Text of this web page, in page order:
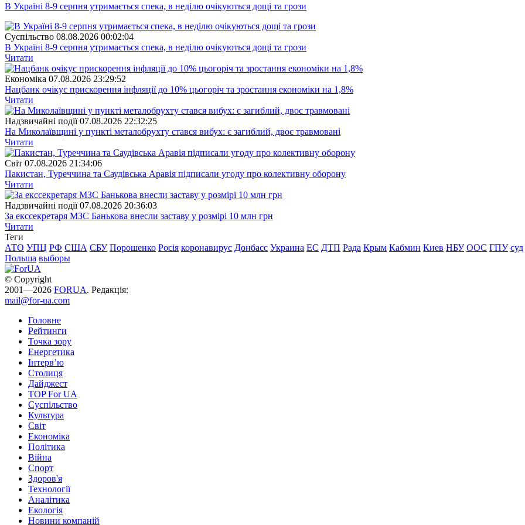
В Україні 8-9 серпня утримається спека, в неділю очікуються дощі та грози
Суспiльство 08.08.2026 00:02:04
В Україні 8-9 серпня утримається спека, в неділю очікуються дощі та грози
Читати
Економіка 07.08.2026 23:29:52
Нацбанк очікує прискорення інфляції до 10% цьогоріч та зростання економіки на 1,8%
Читати
Надзвичайні події 07.08.2026 22:32:25
На Миколаївщині у пункті металобрухту стався вибух: є загиблий, двоє травмовані
Читати
Свiт 07.08.2026 21:34:06
Пакистан, Туреччина та Саудівська Аравія підписали угоду про колективну оборону
Читати
Надзвичайні події 07.08.2026 20:36:03
За екссекретаря МЗС Банькова внесли заставу у розмірі 10 млн грн
Читати
Теги
АТО УПЦ РФ США СБУ Порошенко Росія коронавирус Донбасс Украина ЕС ДТП Рада Крым Кабмин Киев НБУ ООС ГПУ суд
Польша выборы
© Copyright
2001—2026 FORUA. Редакція:
mail@for-ua.com
Головне
Рейтинги
Точка зору
Енергетика
Інтерв’ю
Столиця
Дайджест
TOP For UA
Суспiльство
Культура
Світ
Економіка
Політика
Війна
Спорт
Здоров'я
Технології
Аналітика
Екологія
Новини компаній